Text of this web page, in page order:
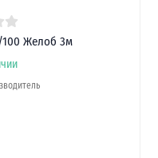
100 Желоб 3м